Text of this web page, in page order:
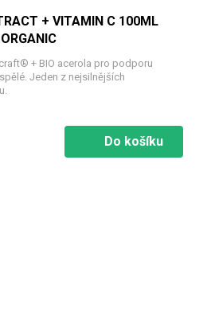
+ VITAMIN C 100ML
ORGANIC
+ BIO acerola pro podporu
Jeden z nejsilnějších
Do košíku